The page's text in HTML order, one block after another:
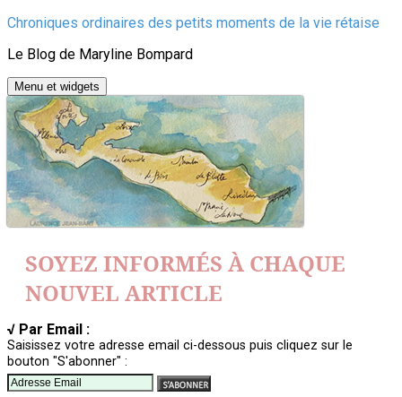
Aller
contenu
Chroniques ordinaires des petits moments de la vie rétaise
Le Blog de Maryline Bompard
Menu et widgets
SOYEZ INFORMÉS À CHAQUE
NOUVEL ARTICLE
√ Par Email :
Saisissez votre adresse email ci-dessous puis cliquez sur le
bouton "S'abonner" :